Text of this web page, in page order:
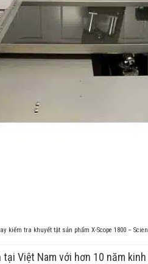
kiểm tra khuyết tật sản phẩm X-Scope 1800 –
tại Việt Nam với hơn 10 năm